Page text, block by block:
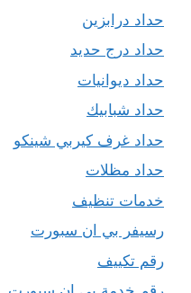
حداد درابزين
حداد درج حديد
حداد ديوانيات
حداد شبابيك
حداد غرف كيربي شينكو
حداد مظلات
خدمات تنظيف
رسيفر بي ان سبورت
رقم تكييف